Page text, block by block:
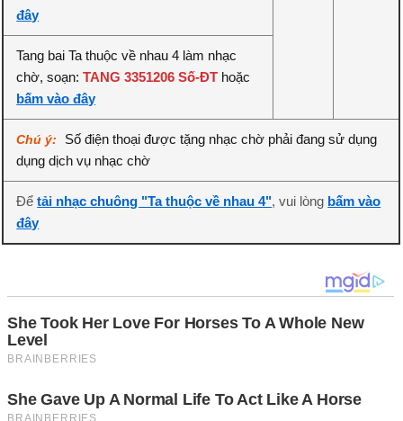
đây
Tang bai Ta thuộc về nhau 4 làm nhạc
chờ, soạn:TANG 3351206 Số-ĐT hoặc
bấm vào đây
Chú ý:
Số điện thoại được tặng nhạc chờ phải đang sử dụng
dụng dịch vụ nhạc chờ
Đểtải nhạc chuông "Ta thuộc về nhau 4", vui lòng bấm vào
đây